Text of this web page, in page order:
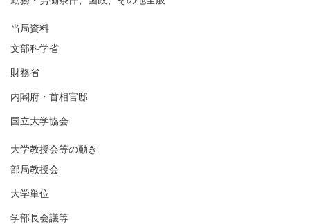
当局資料
文部科学省
財務省
内閣府・首相官邸
国立大学協会
大学教授会等の動き
部局教授会
大学単位
学部長会議等